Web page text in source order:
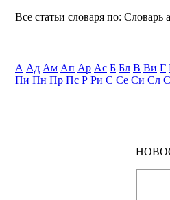
Все статьи словаря по:
А Ад Ам Ап Ар Ас Б Бл В Ви Г
Пи Пн Пр Пс Р Ри С Се Си Сл